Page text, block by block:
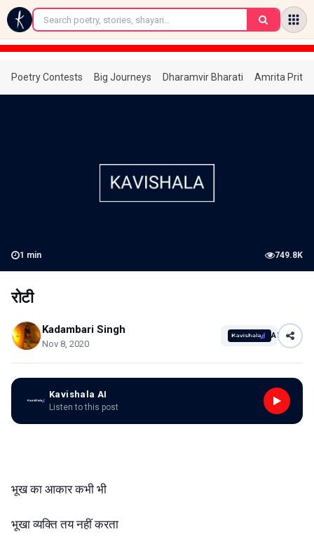
←
Poetry Contests Big Journeys Dharamvir Bharati Amrita
1 min 749.8K
रोटी
Kadambari Singh
Nov 8, 2020
AI
Kavishala AI
Listen to this post
भूख का आकार कभी भी
भूखा व्यक्ति तय नहीं करता